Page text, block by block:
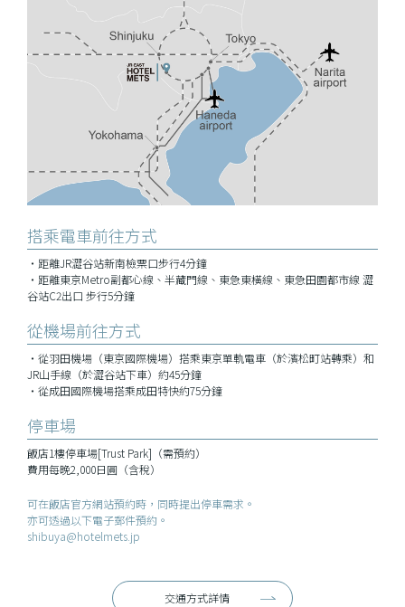
搭乘電車前往方式
・距離JR澀谷站新南檢票口步行4分鐘
・距離東京Metro副都心線、半藏門線、東急東橫線、東急田園都市線 澀
谷站C2出口 步行5分鐘
從機場前往方式
・從羽田機場（東京國際機場）搭乘東京單軌電車（於濱松町站轉乘）和
JR山手線（於澀谷站下車）約45分鐘
・從成田國際機場搭乘成田特快約75分鐘
停車場
飯店1樓停車場[Trust Park]（需預約）
費用每晚2,000日圓（含稅）
可在飯店官方網站預約時，同時提出停車需求。
亦可透過以下電子郵件預約。
shibuya@hotelmets.jp
交通方式詳情